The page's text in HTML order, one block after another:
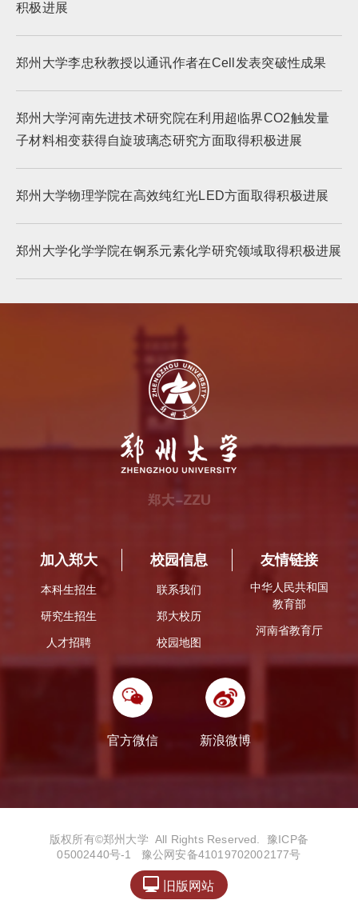
积极进展
郑州大学李忠秋教授以通讯作者在Cell发表突破性成果
郑州大学河南先进技术研究院在利用超临界CO2触发量
子材料相变获得自旋玻璃态研究方面取得积极进展
郑州大学物理学院在高效纯红光LED方面取得积极进展
郑州大学化学学院在锕系元素化学研究领域取得积极进展
加入郑大
本科生招生
研究生招生
人才招聘
校园信息
联系我们
郑大校历
校园地图
友情链接
中华人民共和国
教育部
河南省教育厅
官方微信 新浪微博
版权所有©️郑州大学 All Rights Reserved.豫ICP备
05002440号-1
豫公网安备41019702002177号
 旧版网站